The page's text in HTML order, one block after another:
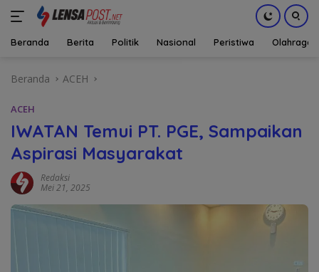
Beranda Berita Politik Nasional Peristiwa Olahraga
Beranda ACEH
ACEH
IWATAN Temui PT. PGE, Sampaikan
Aspirasi Masyarakat
Redaksi
Mei 21, 2025